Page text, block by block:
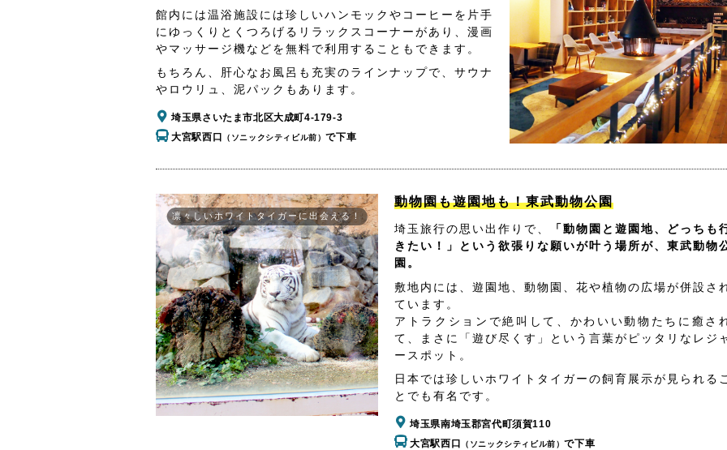
館内には温浴施設には珍しいハンモックやコーヒーを片手
にゆっくりとくつろげるリラックスコーナーがあり、漫画
やマッサージ機などを無料で利用することもできます。
もちろん、肝心なお風呂も充実のラインナップで、サウナ
やロウリュ、泥パックもあります。
埼玉県さいたま市北区大成町4-179-3
大宮駅西口
（ソニックシティビル前）で下車
凛々しいホワイトタイガーに出会える！
動物園も遊園地も！東武動物公園
埼玉旅行の思い出作りで、
「動物園と遊園地、どっちも
きたい！」という欲張りな願いが叶う場所が、東武動物
園。
敷地内には、遊園地、動物園、花や植物の広場が併設さ
ています。
アトラクションで絶叫して、かわいい動物たちに癒さ
て、まさに「遊び尽くす」という言葉がピッタリなレジ
ースポット。
日本では珍しいホワイトタイガーの飼育展示が見られる
とでも有名です。
埼玉県南埼玉郡宮代町須賀110
大宮駅西口
（ソニックシティビル前）で下車